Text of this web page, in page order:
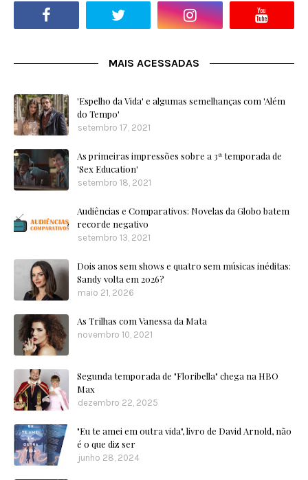
MAIS ACESSADAS
'Espelho da Vida' e algumas semelhanças com 'Além
do Tempo'
setembro 17, 2021
As primeiras impressões sobre a 3ª temporada de
'Sex Education'
setembro 18, 2021
Audiências e Comparativos: Novelas da Globo batem
recorde negativo
setembro 13, 2021
Dois anos sem shows e quatro sem músicas inéditas:
Sandy volta em 2026?
maio 21, 2026
As Trilhas com Vanessa da Mata
novembro 10, 2021
Segunda temporada de "Floribella" chega na HBO
Max
dezembro 22, 2025
"Eu te amei em outra vida", livro de David Arnold, não
é o que diz ser
junho 28, 2024